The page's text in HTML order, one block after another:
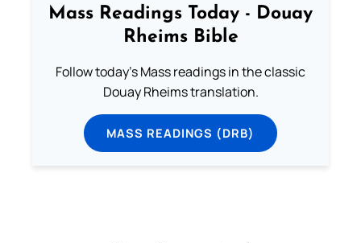
Mass Readings Today - Douay
Rheims Bible
Follow today's Mass readings in the classic
Douay Rheims translation.
MASS READINGS (DRB)